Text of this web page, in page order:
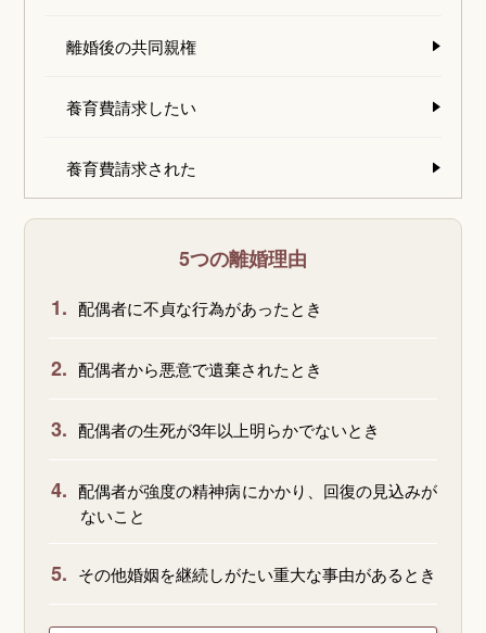
離婚後の共同親権
養育費請求したい
養育費請求された
5つの離婚理由
1. 配偶者に不貞な行為があったとき
2. 配偶者から悪意で遺棄されたとき
3. 配偶者の生死が3年以上明らかでないとき
4. 配偶者が強度の精神病にかかり、回復の見込みが
ないこと
5. その他婚姻を継続しがたい重大な事由があるとき